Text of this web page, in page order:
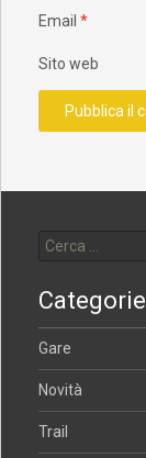
Email *
Sito web
Categorie
Gare
Novità
Trail